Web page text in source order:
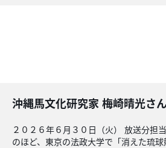
沖縄馬文化研究家 梅崎晴光さ
２０２６年６月３０日（火） 放送分担
のほど、東京の法政大学で「消えた琉球